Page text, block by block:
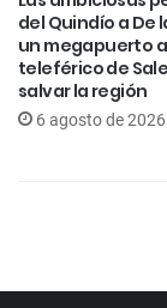
del Quindío a De
un megapuerto
teleférico de
salvar la región
6 agosto de 2026